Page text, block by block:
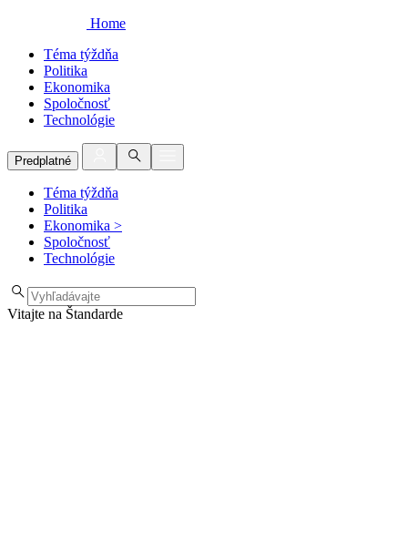
Home
Téma týždňa
Politika
Ekonomika
Spoločnosť
Technológie
Predplatné
Téma týždňa
Politika
Ekonomika >
Spoločnosť
Technológie
Vitajte na Štandarde